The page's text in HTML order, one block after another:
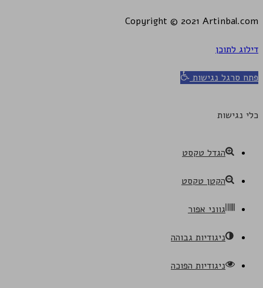
Copyright © 2021 Artinbal.com
דילוג לתוכן
פתח סרגל נגישות
כלי נגישות
הגדל טקסט
הקטן טקסט
גווני אפור
ניגודיות גבוהה
ניגודיות הפוכה